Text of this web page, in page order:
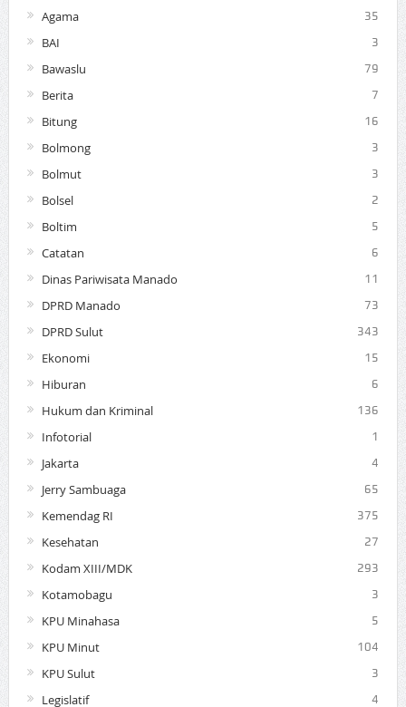
Agama 35
BAI 3
Bawaslu 79
Berita 7
Bitung 16
Bolmong 3
Bolmut 3
Bolsel 2
Boltim 5
Catatan 6
Dinas Pariwisata Manado 11
DPRD Manado 73
DPRD Sulut 343
Ekonomi 15
Hiburan 6
Hukum dan Kriminal 136
Infotorial 1
Jakarta 4
Jerry Sambuaga 65
Kemendag RI 375
Kesehatan 27
Kodam XIII/MDK 293
Kotamobagu 3
KPU Minahasa 5
KPU Minut 104
KPU Sulut 3
Legislatif 4